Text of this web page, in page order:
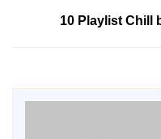
10 Playlist Chill